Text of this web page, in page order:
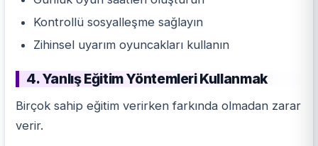
Kontrollü sosyalleşme sağlayın
Zihinsel uyarım oyuncakları kullanın
4. Yanlış Eğitim Yöntemleri Kullanmak
Birçok sahip eğitim verirken farkında olmadan zarar
verir.